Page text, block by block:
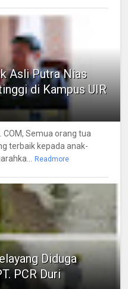
Asli Putra Nias
di Kampus UIR
COM, Semua orang tua
terbaik kepada anak-
Readmore
Diduga
PCR Duri